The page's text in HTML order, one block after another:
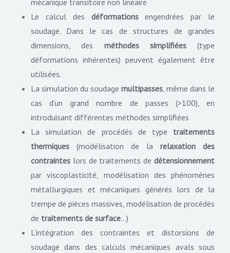
mécanique transitoire non linéaire
Le calcul des déformationsengendrées par le
soudage. Dans le cas de structures de grandes
dimensions, des méthodes simplifiées(type
déformations inhérentes) peuvent également être
utilisées.
La simulation du soudage multipasses, même dans le
cas d’un grand nombre de passes (>100), en
introduisant différentes méthodes simplifiées
La simulation de procédés de type traitements
thermiques (modélisation de la relaxation des
contraintes lors de traitements de détensionnement
par viscoplasticité, modélisation des phénomènes
métallurgiques et mécaniques générés lors de la
trempe de pièces massives, modélisation de procédés
de traitements de surface…)
L’intégration des contraintes et distorsions de
soudage dans des calculs mécaniques avals sous